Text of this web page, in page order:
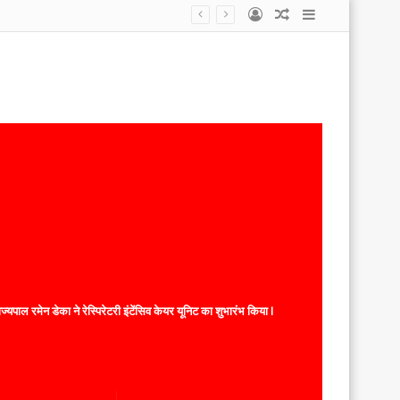
Sidebar
Random
Log
रमेन डेका ने रेस्पिरेटरी इंटेंसिव केयर यूनिट का शुभारंभ किया l